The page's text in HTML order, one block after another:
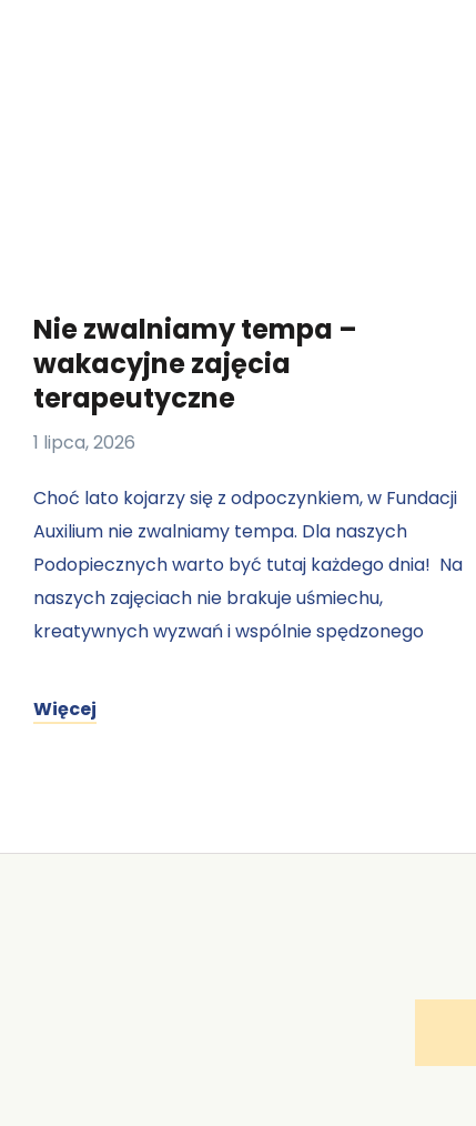
Nie zwalniamy tempa –
wakacyjne zajęcia
terapeutyczne
1 lipca, 2026
Choć lato kojarzy się z odpoczynkiem, w Fundacji
Auxilium nie zwalniamy tempa. Dla naszych
Podopiecznych warto być tutaj każdego dnia! Na
naszych zajęciach nie brakuje uśmiechu,
kreatywnych wyzwań i wspólnie spędzonego
Więcej